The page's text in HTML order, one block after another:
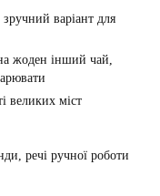
варіант для
жоден інший чай,
великих міст
речі ручної роботи